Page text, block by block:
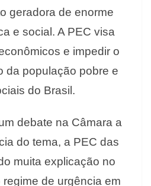
geradora de enorme
e social. A PEC visa
e impedir o
da população pobre e
do Brasil.
debate na Câmara a
do tema, a PEC das
muita explicação no
de urgência em